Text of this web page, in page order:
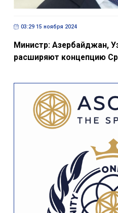
03:29 15 ноября 2024
Министр: Азербайджан,
расширяют концепцию